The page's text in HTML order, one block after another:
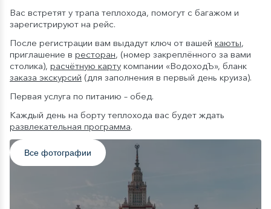
Вас встретят у трапа теплохода, помогут с багажом и
зарегистрируют на рейс.
После регистрации вам выдадут ключ от вашей каюты,
приглашение в ресторан, (номер закреплённого за вами
столика), расчётную карту компании «ВодоходЪ», бланк
заказа экскурсий (для заполнения в первый день круиза).
Первая услуга по питанию – обед.
Каждый день на борту теплохода вас будет ждать
развлекательная программа.
Все фотографии